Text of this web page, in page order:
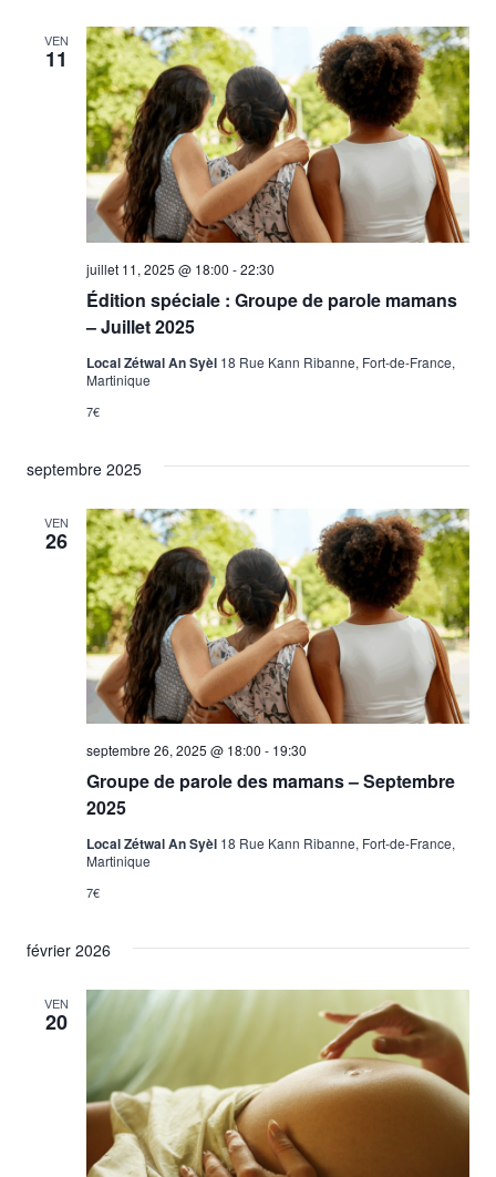
VEN
11
Édition spéciale : Groupe de parole mamans
– Juillet 2025
juillet 11, 2025 @ 18:00 -22:30
Local Zétwal An Syèl 18 Rue Kann Ribanne, Fort-de-France,
Martinique
7€
septembre 2025
VEN
26
Groupe de parole des mamans – Septembre
2025
septembre 26, 2025 @ 18:00 - 19:30
Local Zétwal An Syèl 18 Rue Kann Ribanne, Fort-de-France,
Martinique
7€
février 2026
VEN
20